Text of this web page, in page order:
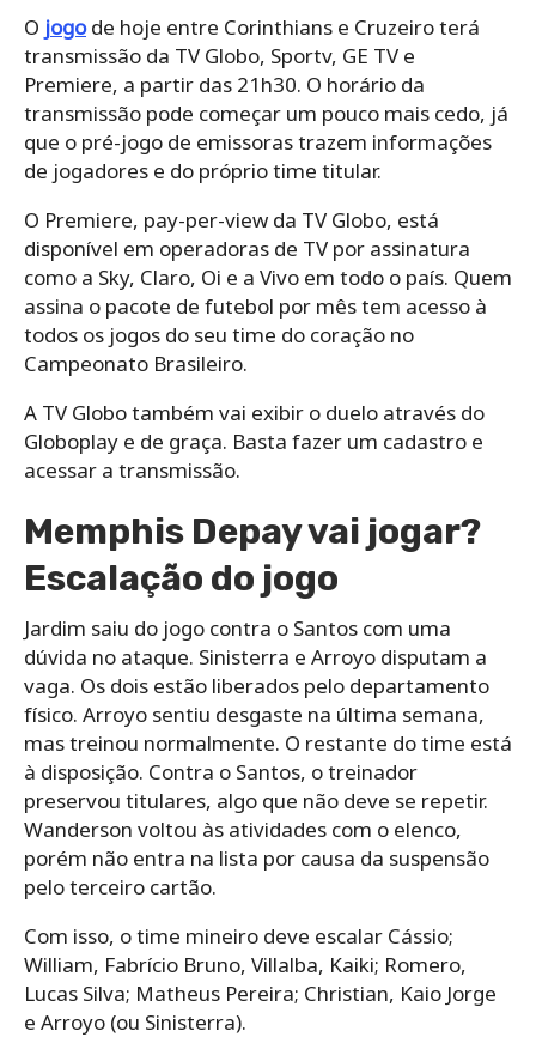
O jogode hoje entre Corinthians e Cruzeiro terá
transmissão da TV Globo, Sportv, GE TV e
Premiere, a partir das 21h30. O horário da
transmissão pode começar um pouco mais cedo, já
que o pré-jogo de emissoras trazem informações
de jogadores e do próprio time titular.
O Premiere, pay-per-view da TV Globo, está
disponível em operadoras de TV por assinatura
como a Sky, Claro, Oi e a Vivo em todo o país. Quem
assina o pacote de futebol por mês tem acesso à
todos os jogos do seu time do coração no
Campeonato Brasileiro.
A TV Globo também vai exibir o duelo através do
Globoplay e de graça. Basta fazer um cadastro e
acessar a transmissão.
Memphis Depay vai jogar?
Escalação do jogo
Jardim saiu do jogo contra o Santos com uma
dúvida no ataque. Sinisterra e Arroyo disputam a
vaga. Os dois estão liberados pelo departamento
físico. Arroyo sentiu desgaste na última semana,
mas treinou normalmente. O restante do time está
à disposição. Contra o Santos, o treinador
preservou titulares, algo que não deve se repetir.
Wanderson voltou às atividades com o elenco,
porém não entra na lista por causa da suspensão
pelo terceiro cartão.
Com isso, o time mineiro deve escalar Cássio;
William, Fabrício Bruno, Villalba, Kaiki; Romero,
Lucas Silva; Matheus Pereira; Christian, Kaio Jorge
e Arroyo (ou Sinisterra).